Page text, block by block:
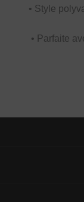
• Style
• Parfaite